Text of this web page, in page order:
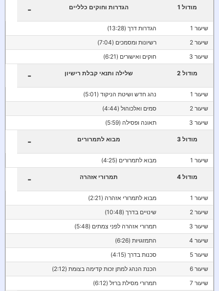
מודול 1 הגדרות וחוקים כלליים -
שיעור 1
הגדרות דרך (13:28)
שיעור 2
רשיונות ומסמכים (7:04)
שיעור 3
חוקים ואישורים (6:21)
מודול 2 שלילה ותנאי קבלת רישיון -
שיעור 1
נהג חדש ושיטת הניקוד (5:01)
שיעור 2
סמים ואלכוהול (4:44)
שיעור 3
תאונה ופסילה (5:59)
מודול 3 מבוא לתמרורים -
שיעור 1 מבוא לתמרורים (4:25)
מודול 4 תמרורי אזהרה -
שיעור 1
מבוא לתמרורי אזהרה (2:21)
שיעור 2
שינויים בדרך (10:48)
שיעור 3
תמרורי אזהרה לפני צמתים (5:48)
שיעור 4
התמזגויות (6:26)
שיעור 5
סכנות בדרך (4:15)
שיעור 6
הכנת הנהג למתן זכות קדימה בצומת (2:12)
שיעור 7
תמרורי מסילת ברזל (6:12)